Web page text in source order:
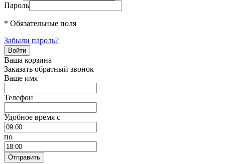
Пароль
* Обязательные поля
Забыли пароль?
Ваша корзина
Заказать обратный звонок
Ваше имя
Телефон
Удобное время c
по